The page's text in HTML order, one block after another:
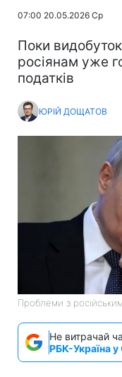
07:00 20.05.2026 Ср
Поки
росіянам уже
податків
ЮРІЙ ДОЩАТОВ
Проблеми з
Не витрачай
РБК-Україна у